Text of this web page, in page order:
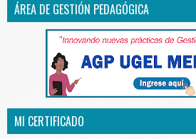
ÁREA DE GESTIÓN PEDAGÓGICA
MI CERTIFICADO